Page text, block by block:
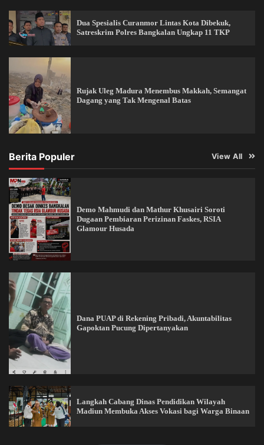
Dua Spesialis Curanmor Lintas Kota Dibekuk,
Satreskrim Polres Bangkalan Ungkap 11 TKP
Rujak Uleg Madura Menembus Makkah, Semangat
Dagang yang Tak Mengenal Batas
Berita Populer View All
Demo Mahmudi dan Mathur Khusairi Soroti
Dugaan Pembiaran Perizinan Faskes, RSIA
Glamour Husada
Dana PUAP di Rekening Pribadi, Akuntabilitas
Gapoktan Pucung Dipertanyakan
Langkah Cabang Dinas Pendidikan Wilayah
Madiun Membuka Akses Vokasi bagi Warga Binaan